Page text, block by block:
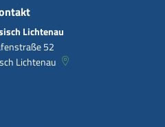
Lichtenau
52
Lichtenau